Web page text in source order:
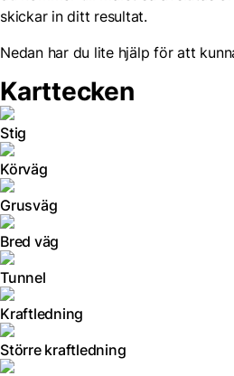
skickar in ditt resultat.
Nedan har du lite hjälp för att
Karttecken
Stig
Körväg
Grusväg
Bred väg
Tunnel
Kraftledning
Större kraftledning